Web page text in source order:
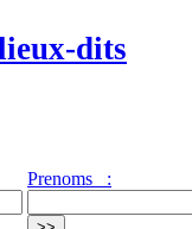
dits
Prenoms :